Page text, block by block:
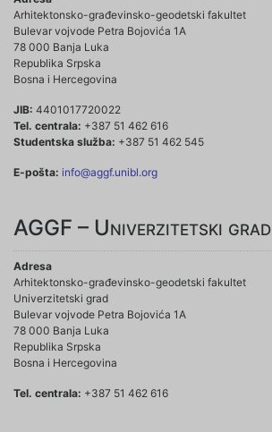
Arhitektonsko-građevinsko-geodetski fakultet
Bulevar vojvode Petra Bojovića 1A
78 000 Banja Luka
Republika Srpska
Bosna i Hercegovina
JIB: 4401017720022
Tel. centrala: +387 51 462 616
Studentska služba: +387 51 462 545
E-pošta: info@aggf.unibl.org
AGGF – Univerzitetski grad
Adresa
Arhitektonsko-građevinsko-geodetski fakultet
Univerzitetski grad
Bulevar vojvode Petra Bojovića 1A
78 000 Banja Luka
Republika Srpska
Bosna i Hercegovina
Tel. centrala: +387 51 462 616